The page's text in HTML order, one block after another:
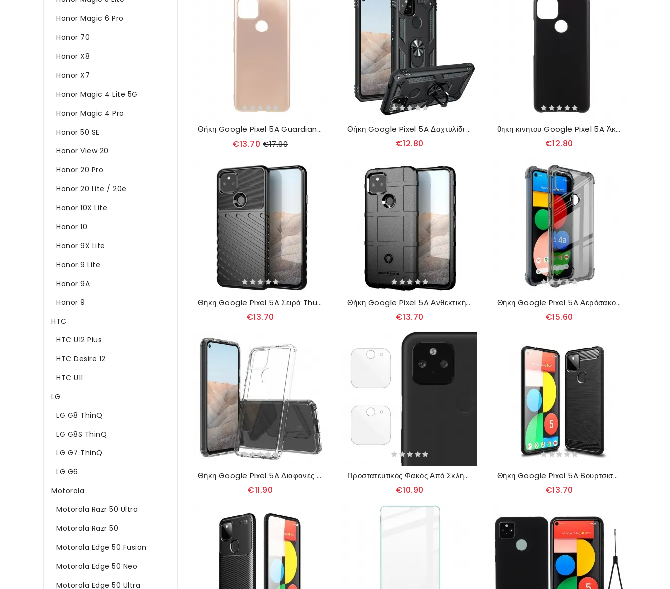
Honor Magic 6 Pro
Honor 70
Honor X8
Honor X7
Honor Magic 4 Lite 5G
Honor Magic 4 Pro
Honor 50 SE
Honor View 20
Honor 20 Pro
Honor 20 Lite / 20e
Honor 10X Lite
Honor 10
Honor 9X Lite
Honor 9 Lite
Honor 9A
Honor 9
HTC
HTC U12 Plus
HTC Desire 12
HTC U11
LG
LG G8 ThinQ
LG G8S ThinQ
LG G7 ThinQ
LG G6
Motorola
Motorola Razr 50 Ultra
Motorola Razr 50
Motorola Edge 50 Fusion
Motorola Edge 50 Neo
Motorola Edge 50 Ultra
Θήκη Google Pixel 5A Guardian Series X-level
€13.70 €17.90
Θήκη Google Pixel 5A Δαχτυλίδι Premium
€12.80
θηκη κινητου Google Pixel 5A Άκαμπτο Κλασικό
€12.80
Θήκη Google Pixel 5A Σειρά Thunder
€13.70
Θήκη Google Pixel 5A Ανθεκτική Ασπίδα
€13.70
Θήκη Google Pixel 5A Αερόσακοι Imak
€15.60
Θήκη Google Pixel 5A Διαφανές Crystal Clear
€11.90
Προστατευτικός Φακός Από Σκληρυμένο Γυαλί Για Google Pixel 5A 5G Imak
€10.90
Θήκη Google Pixel 5A Βουρτσισμένη Ίνα Άνθρακα
€13.70